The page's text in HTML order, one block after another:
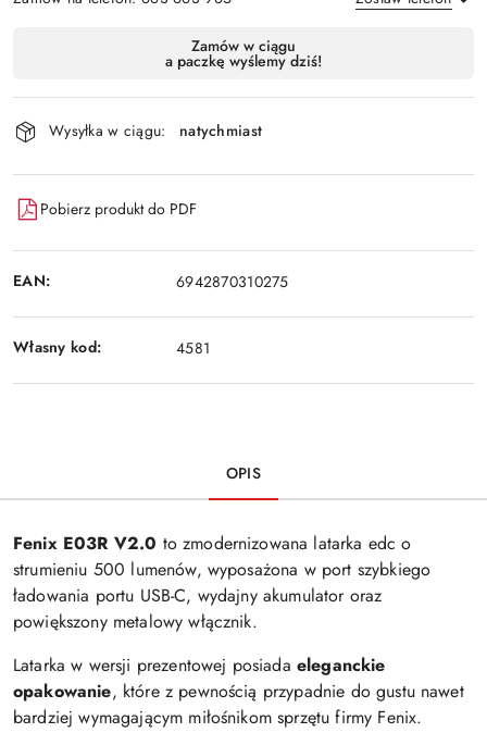
Wyślij
dostawa
Zamów w ciągu
a paczkę wyślemy dziś!
Wysyłka w ciągu: natychmiast
Pobierz produkt do PDF
EAN: 6942870310275
Własny kod: 4581
OPIS
Fenix E03R V2.0 to zmodernizowana latarka edc o
strumieniu 500 lumenów, wyposażona w port szybkiego
ładowania portu USB-C, wydajny akumulator oraz
powiększony metalowy włącznik.
Latarka w wersji prezentowej posiada eleganckie
opakowanie, które z pewnością przypadnie do gustu nawet
bardziej wymagającym miłośnikom sprzętu firmy Fenix.